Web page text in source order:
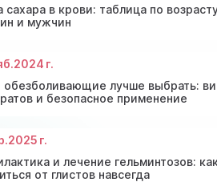
сахара в крови: таблица по
и мужчин
2024 г.
обезболивающие лучше выбрать:
и безопасное применение
2025 г.
и лечение гельминтозов:
от глистов навсегда